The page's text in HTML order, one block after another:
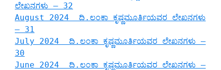
ಲೇಖನಗಳು – 32
August 2024 ದಿ.ಲಂಕಾ ಕೃಷ್ಣಮೂರ್ತಿಯವರ ಲೇಖನಗಳು
– 31
July 2024 ದಿ.ಲಂಕಾ ಕೃಷ್ಣಮೂರ್ತಿಯವರ ಲೇಖನಗಳು –
30
June 2024 ದಿ.ಲಂಕಾ ಕೃಷ್ಣಮೂರ್ತಿಯವರ ಲೇಖನಗಳು –